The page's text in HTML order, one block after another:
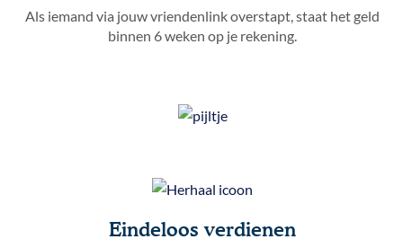
Als iemand via jouw vriendenlink overstapt, staat het geld
binnen 6 weken op je rekening.
Eindeloos verdienen